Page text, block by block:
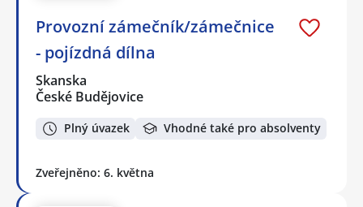
Provozní zámečník/zámečnice
- pojízdná dílna
Skanska
České Budějovice
Plný úvazek Vhodné také pro absolventy
Zveřejněno: 6. května